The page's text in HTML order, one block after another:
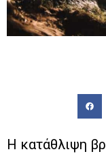
Η κατάθλιψη